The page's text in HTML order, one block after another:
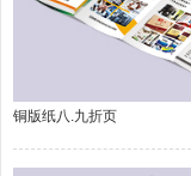
铜版纸八.九折页